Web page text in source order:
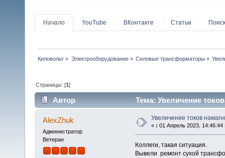
Начало YouTube ВКонтакте Статьи Поиск
Киловольт » Электрооборудование» Силовые трансформаторы»
Страницы: [1]
Автор Тема: Увеличение
AlexZhuk
Администратор
Ветеран
Увеличение токов
« : 01 Апрель 2023, 14:46:44
Коллеги, такая ситуация.
Вывели ремонт сухой